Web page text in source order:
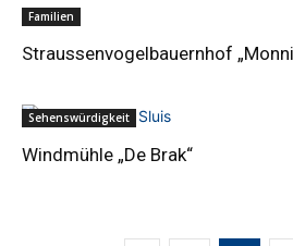
Familien
Straussenvogelbauernhof
Sehenswürdigkeit
Windmühle „De Brak“